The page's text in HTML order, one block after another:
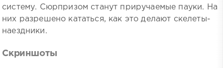
систему. Сюрпризом станут приручаемые пауки. На
них разрешено кататься, как это делают скелеты-
наездники.
Скриншоты